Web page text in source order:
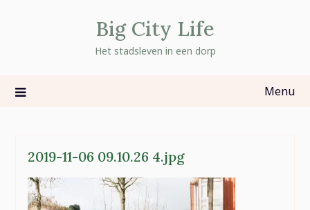
Big City Life
Het stadsleven in een dorp
Menu
2019-11-06 09.10.26 4.jpg